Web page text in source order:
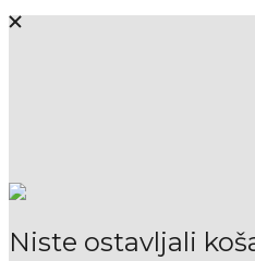
Niste ostavljali